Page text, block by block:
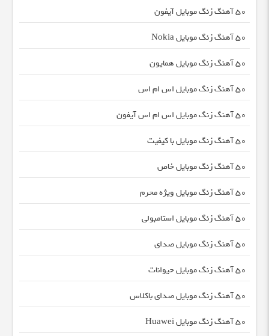
50 آهنگ زنگ موبایل آیفون
50 آهنگ زنگ موبایل Nokia
50 آهنگ زنگ موبایل همایون
50 آهنگ زنگ موبایل اس ام اس
50 آهنگ زنگ موبایل اس ام اس آیفون
50 آهنگ زنگ موبایل با کیفیت
50 آهنگ زنگ موبایل خاص
50 آهنگ زنگ موبایل ویژه محرم
50 آهنگ زنگ موبایل استامبولی
50 آهنگ زنگ موبایل صدای
50 آهنگ زنگ موبایل حیوانات
50 آهنگ زنگ موبایل صدای باکلاس
50 آهنگ زنگ موبایل Huawei